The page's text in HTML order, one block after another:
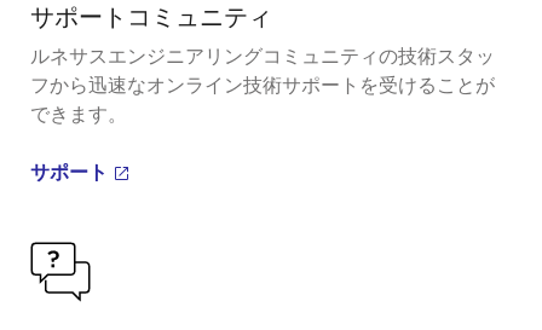
サポートコミュニティ
ルネサスエンジニアリングコミュニティの技術スタッ
フから迅速なオンライン技術サポートを受けることが
できます。
サポート